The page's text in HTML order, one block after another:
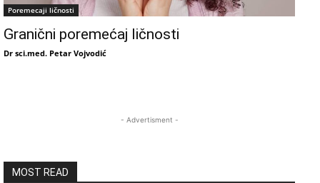
Poremecaji ličnosti
Granični poremećaj ličnosti
Dr sci.med. Petar Vojvodić
- Advertisment -
MOST READ